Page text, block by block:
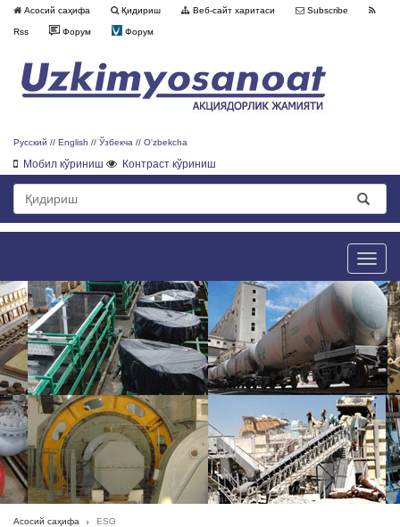
Асосий саҳифа Қидириш Веб-сайт харитаси Subscribe
Rss Форум Форум
Русский // English // Ўзбекча // O'zbekcha
Мобил кўриниш Контраст кўриниш
Toggle
Асосий саҳифа ESG